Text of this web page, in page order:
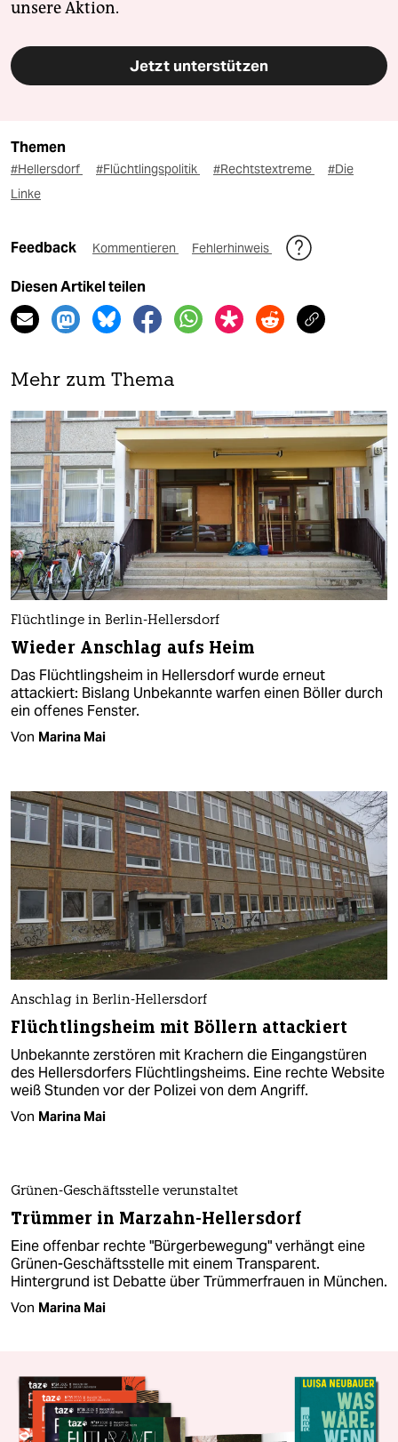
unsere Aktion.
Jetzt unterstützen
Themen
#Hellersdorf #Flüchtlingspolitik #Rechtstextreme
#Die
Linke
Feedback Kommentieren Fehlerhinweis
Diesen Artikel teilen
Mehr zum Thema
Flüchtlinge in Berlin-Hellersdorf
Wieder Anschlag aufs Heim
Das Flüchtlingsheim in Hellersdorf wurde erneut
attackiert: Bislang Unbekannte warfen einen Böller durch
ein offenes Fenster.
Von Marina Mai
Anschlag in Berlin-Hellersdorf
Flüchtlingsheim mit Böllern attackiert
Unbekannte zerstören mit Krachern die Eingangstüren
des Hellersdorfers Flüchtlingsheims. Eine rechte Website
weiß Stunden vor der Polizei von dem Angriff.
Von Marina Mai
Grünen-Geschäftsstelle verunstaltet
Trümmer in Marzahn-Hellersdorf
Eine offenbar rechte "Bürgerbewegung" verhängt eine
Grünen-Geschäftsstelle mit einem Transparent.
Hintergrund ist Debatte über Trümmerfrauen in München.
Von Marina Mai